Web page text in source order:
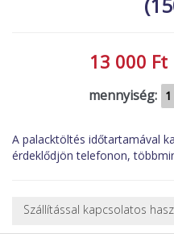
EXTRA AKCIÓK13 000 Ft
mennyiség:
A palacktöltés időtartamával
érdeklődjön telefonon,
Szállítással kapcsolatos